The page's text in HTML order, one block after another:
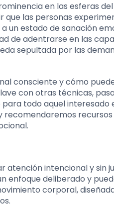
en las esferas
que las personas
un estado de sanación
de adentrarse en las
sepultada por las
consciente y cómo
con otras técnicas,
todo aquel interesado
recursos
intencional y sin
enfoque deliberado y
corporal,